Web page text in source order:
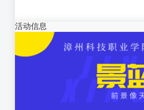
活动信息